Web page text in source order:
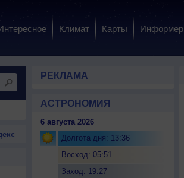
Климат Карты Информер
РЕКЛАМА
АСТРОНОМИЯ
6 августа 2026
Долгота дня: 13:36
Восход: 05:51
Заход: 19:27